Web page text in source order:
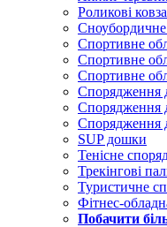
Роликові
Спортивне
Спортивне
Спортивне
Спорядження
Спорядження
Спорядження
SUP дошки
Тенісне
Трекінгові
Туристичне
Фітнес-
Побачити